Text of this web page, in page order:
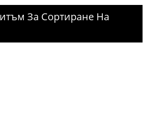
За Сортиране На